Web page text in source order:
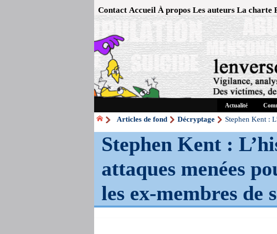
Contact Accueil À propos Les auteurs La charte
Actualité
Articles de fond Décryptage Stephen Kent :
Stephen Kent :
attaques menées
les ex-membres de